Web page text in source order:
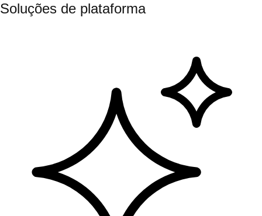
Soluções de plataforma